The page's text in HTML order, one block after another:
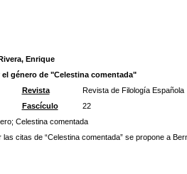
Enrique
el género de "Celestina comentada"
Revista
Revista de Filología Española
Fascículo
22
; Celestina comentada
las citas de “Celestina comentada” se propone a